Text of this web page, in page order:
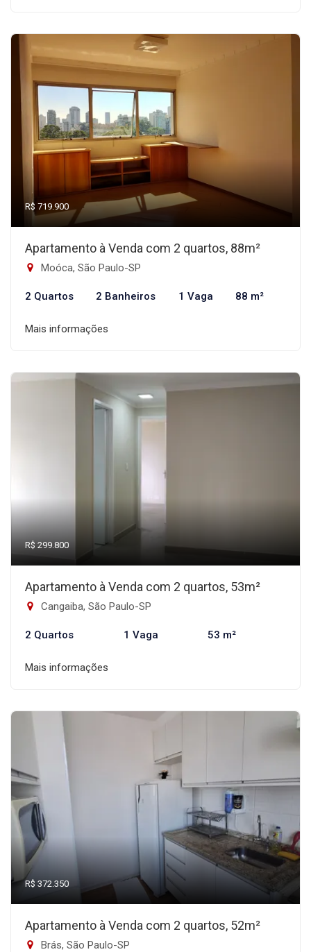
R$ 719.900
Apartamento à Venda com 2 quartos, 88m²
Moóca, São Paulo-SP
2 Quartos 2 Banheiros 1 Vaga 88 m²
Mais informações
R$ 299.800
Apartamento à Venda com 2 quartos, 53m²
Cangaiba, São Paulo-SP
2 Quartos 1 Vaga 53 m²
Mais informações
R$ 372.350
Apartamento à Venda com 2 quartos, 52m²
Brás, São Paulo-SP